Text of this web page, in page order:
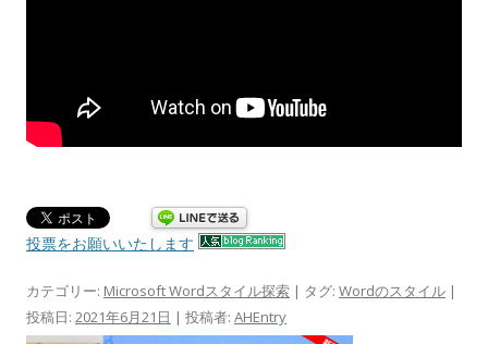
投票をお願いいたします
カテゴリー: Microsoft Wordスタイル探索 | タグ: Wordのスタイル |
投稿日: 2021年6月21日 | 投稿者: AHEntry